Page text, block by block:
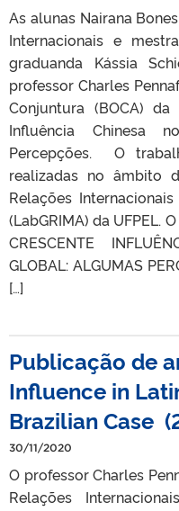
As alunas Nairana
Internacionais e
graduanda Kássia
professor Charles
Conjuntura (BOCA)
Influência Chinesa
Percepções. O
realizadas no âmbito
Relações
(LabGRIMA) da UFPEL.
CRESCENTE
GLOBAL: ALGUMAS
[…]
Publicação de
Influence in
Brazilian Case
30/11/2020
O professor Charles
Relações